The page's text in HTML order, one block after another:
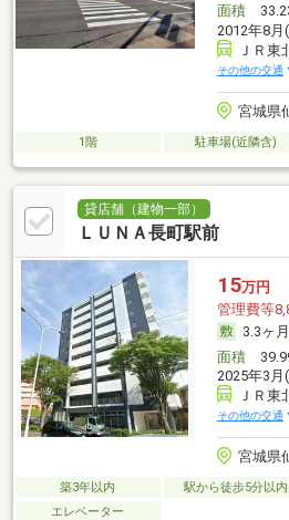
面積
2012年8
ＪＲ
その他の交通
宮城県
1階 駐車場(近隣含)
貸店舗（建物一部）
ＬＵＮＡ長町駅前
15万円
管理費等
3.3ヶ月
面積
2025年3
ＪＲ
その他の交通
宮城県
築3年以内 駅から徒歩5分以内
エレベーター